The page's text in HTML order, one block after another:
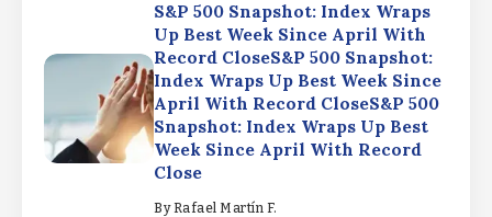
S&P 500 Snapshot: Index Wraps
Up Best Week Since April With
Record CloseS&P 500 Snapshot:
Index Wraps Up Best Week Since
April With Record CloseS&P 500
Snapshot: Index Wraps Up Best
Week Since April With Record
Close
By Rafael Martín F.